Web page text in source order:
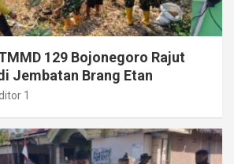
129 Bojonegoro Rajut
Jembatan Brang Etan
1